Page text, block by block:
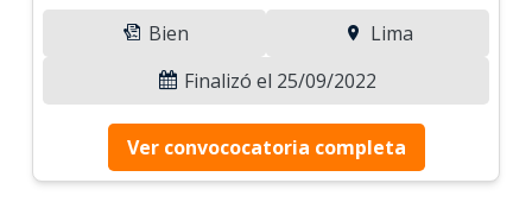
Bien
Lima
Finalizó el 25/09/2022
Ver convococatoria completa